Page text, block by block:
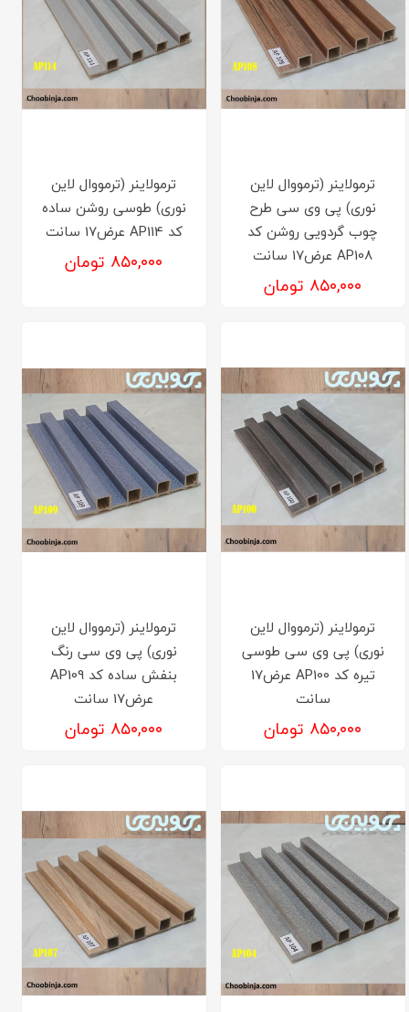
ترمولاینر (ترمووال لاین
نوری) پی وی سی طرح
چوب گردویی روشن کد
AP108 عرض17 سانت
۸۵۰,۰۰۰ تومان
ترمولاینر (ترمووال لاین
نوری) طوسی روشن ساده
کد AP114 عرض17 سانت
۸۵۰,۰۰۰ تومان
ترمولاینر (ترمووال لاین
نوری) پی وی سی طوسی
تیره کد AP100 عرض17
سانت
۸۵۰,۰۰۰ تومان
ترمولاینر (ترمووال لاین
نوری) پی وی سی رنگ
بنفش ساده کد AP109
عرض17 سانت
۸۵۰,۰۰۰ تومان